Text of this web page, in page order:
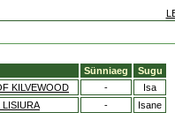
Sünniaeg
Sugu
KILVEWOOD -
Isa
LISIURA - Isane